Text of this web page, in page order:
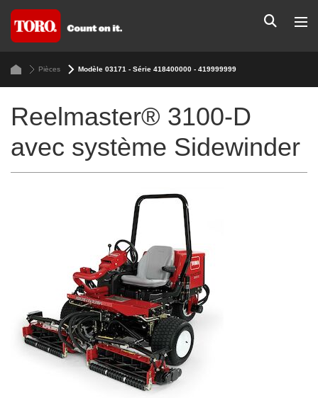
Pièces Modèle 03171 - Série 418400000 - 419999999
Reelmaster® 3100-D
avec système Sidewinder